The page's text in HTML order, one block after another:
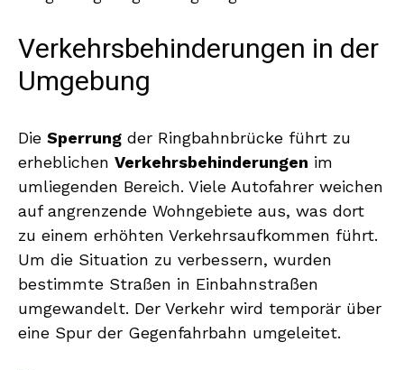
Verkehrsbehinderungen in der
Umgebung
Die Sperrung der Ringbahnbrücke führt zu
erheblichen Verkehrsbehinderungen im
umliegenden Bereich. Viele Autofahrer weichen
auf angrenzende Wohngebiete aus, was dort
zu einem erhöhten Verkehrsaufkommen führt.
Um die Situation zu verbessern, wurden
bestimmte Straßen in Einbahnstraßen
umgewandelt. Der Verkehr wird temporär über
eine Spur der Gegenfahrbahn umgeleitet.